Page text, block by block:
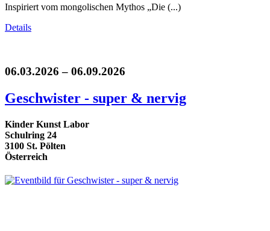
Inspiriert vom mongolischen Mythos „Die (...)
Details
06.03.2026 – 06.09.2026
Geschwister - super & nervig
Kinder Kunst Labor
Schulring 24
3100 St. Pölten
Österreich